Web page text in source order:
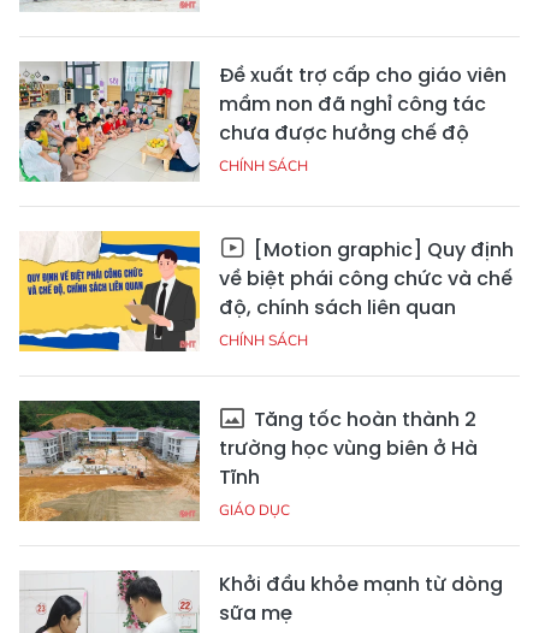
Đề xuất trợ cấp cho giáo viên
mầm non đã nghỉ công tác
chưa được hưởng chế độ
CHÍNH SÁCH
[Motion graphic] Quy định
về biệt phái công chức và chế
độ, chính sách liên quan
CHÍNH SÁCH
Tăng tốc hoàn thành 2
trường học vùng biên ở Hà
Tĩnh
GIÁO DỤC
Khởi đầu khỏe mạnh từ dòng
sữa mẹ